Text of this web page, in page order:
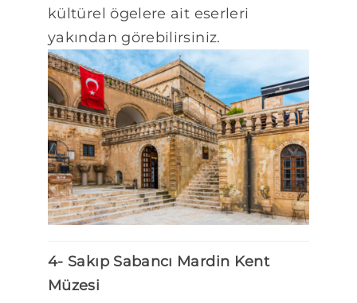
kültürel ögelere ait eserleri
yakından görebilirsiniz.
4- Sakıp Sabancı Mardin Kent
Müzesi